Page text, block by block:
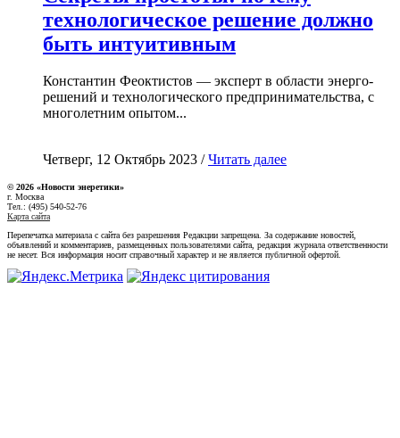
технологическое решение должно
быть интуитивным
Константин Феоктистов — эксперт в области энерго-
решений и технологического предпринимательства, с
многолетним опытом...
Четверг, 12 Октябрь 2023 /Читать далее
© 2026 «Новости энеретики»
г. Москва
Тел.: (495) 540-52-76
Карта сайта
Перепечатка материала с сайта без разрешения Редакции запрещена. За содержание новостей,
объявлений и комментариев, размещенных пользователями сайта, редакция журнала ответственности
не несет. Вся информация носит справочный характер и не является публичной офертой.